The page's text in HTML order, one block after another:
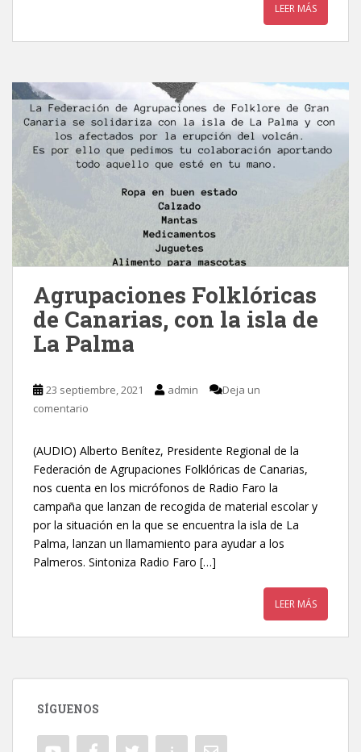
LEER MÁS
Agrupaciones Folklóricas
de Canarias, con la isla de
La Palma
23 septiembre, 2021 admin
Deja un
comentario
(AUDIO) Alberto Benítez, Presidente Regional de la
Federación de Agrupaciones Folklóricas de Canarias,
nos cuenta en los micrófonos de Radio Faro la
campaña que lanzan de recogida de material escolar y
por la situación en la que se encuentra la isla de La
Palma, lanzan un llamamiento para ayudar a los
Palmeros. Sintoniza Radio Faro […]
LEER MÁS
SÍGUENOS